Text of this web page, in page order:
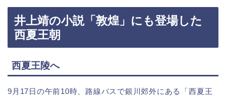
井上靖の小説「敦煌」にも登場した
西夏王朝
西夏王陵へ
9月17日の午前10時、路線バスで銀川郊外にある「西夏王